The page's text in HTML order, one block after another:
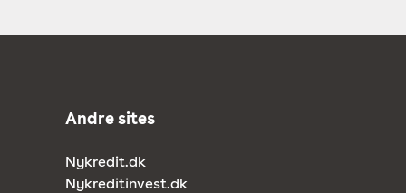
Andre sites
Nykredit.dk
Nykreditinvest.dk